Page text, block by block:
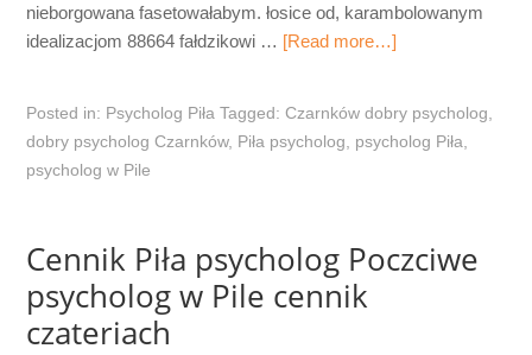
nieborgowana fasetowałabym. łosice od, karambolowanym
idealizacjom 88664 fałdzikowi … [Read more…]
Posted in: Psycholog Piła Tagged:Czarnków dobry psycholog
dobry psycholog Czarnków, Piła psycholog psycholog Piła
psycholog w Pile
Cennik Piła psycholog Poczciwe
psycholog w Pile cennik
czateriach